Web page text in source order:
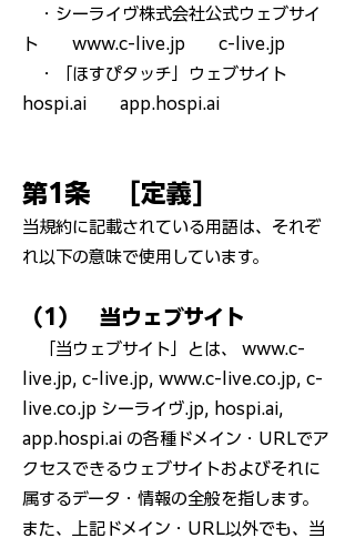
・シーライヴ株式会社公式ウェブサイ
ト www.c-live.jp c-live.jp
​ ・「ほすぴタッチ」ウェブサイト
hospi.ai app.hospi.ai
第1条 ［定義］
当規約に記載されている用語は、それぞ
れ以下の意味で使用しています。
（1） 当ウェブサイト
「当ウェブサイト」とは、 www.c-
live.jp, c-live.jp, www.c-live.co.jp, c-
live.co.jp シーライヴ.jp, hospi.ai,
app.hospi.ai の各種ドメイン・URLでア
クセスできるウェブサイトおよびそれに
属するデータ・情報の全般を指します。
また、上記ドメイン・URL以外でも、当